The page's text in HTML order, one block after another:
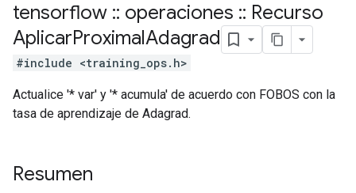
tensorflow :: operaciones :: Recurso
AplicarProximalAdagrad
#include <training_ops.h>
Actualice '* var' y '* acumula' de acuerdo con FOBOS con la
tasa de aprendizaje de Adagrad.
Resumen